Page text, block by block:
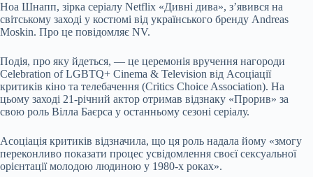
Ноа Шнапп, зірка серіалу Netflix «Дивні дива», з’явився на
світському заході у костюмі від українського бренду Andreas
Moskin. Про це повідомляє NV.
Подія, про яку йдеться, — це церемонія вручення нагороди
Celebration of LGBTQ+ Cinema & Television від Асоціації
критиків кіно та телебачення (Critics Choice Association). На
цьому заході 21-річний актор отримав відзнаку «Прорив» за
свою роль Вілла Баєрса у останньому сезоні серіалу.
Асоціація критиків відзначила, що ця роль надала йому «змогу
переконливо показати процес усвідомлення своєї сексуальної
орієнтації молодою людиною у 1980-х роках».